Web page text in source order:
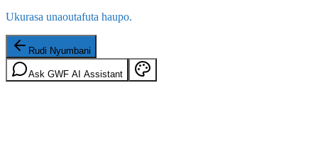
Ukurasa unaoutafuta haupo.
Rudi Nyumbani
Ask GWF AI Assistant